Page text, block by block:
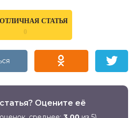
ОТЛИЧНАЯ СТАТЬЯ
0
Оцените её